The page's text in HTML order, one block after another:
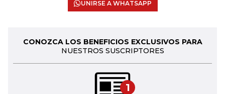
UNIRSE A WHATSAPP
CONOZCA LOS BENEFICIOS EXCLUSIVOS PARA
NUESTROS SUSCRIPTORES
1